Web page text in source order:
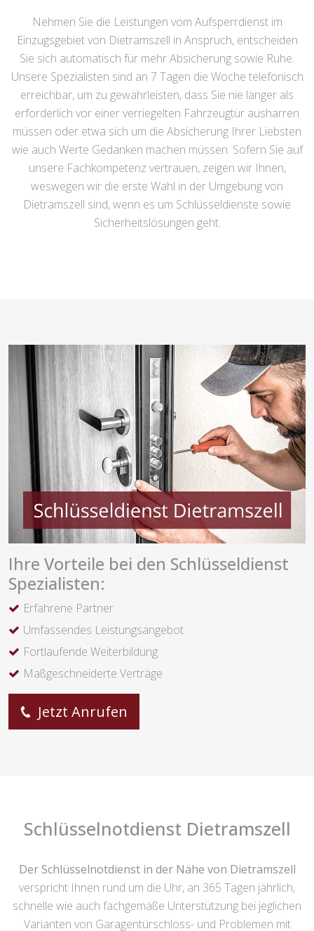
Nehmen Sie die Leistungen vom Aufsperrdienst im
Einzugsgebiet von Dietramszell in Anspruch, entscheiden
Sie sich automatisch für mehr Absicherung sowie Ruhe.
Unsere Spezialisten sind an 7 Tagen die Woche telefonisch
erreichbar, um zu gewährleisten, dass Sie nie länger als
erforderlich vor einer verriegelten Fahrzeugtür ausharren
müssen oder etwa sich um die Absicherung Ihrer Liebsten
wie auch Werte Gedanken machen müssen. Sofern Sie auf
unsere Fachkompetenz vertrauen, zeigen wir Ihnen,
weswegen wir die erste Wahl in der Umgebung von
Dietramszell sind, wenn es um Schlüsseldienste sowie
Sicherheitslösungen geht.
Ihre Vorteile bei den Schlüsseldienst
Spezialisten:
Erfahrene Partner
Umfassendes Leistungsangebot
Fortlaufende Weiterbildung
Maßgeschneiderte Verträge
Jetzt Anrufen
Schlüsselnotdienst Dietramszell
Der Schlüsselnotdienst in der Nähe von Dietramszell
verspricht Ihnen rund um die Uhr, an 365 Tagen jährlich,
schnelle wie auch fachgemäße Unterstützung bei jeglichen
Varianten von Garagentürschloss- und Problemen mit